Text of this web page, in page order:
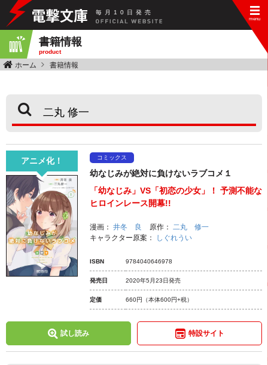
毎 月 10 日 発 売
書籍情報
product
ホーム 書籍情報
アニメ化！ コミックス
幼なじみが絶対に負けないラブコメ１
「幼なじみ」VS「初恋の少女」！ 予測不能な
ヒロインレース開幕!!
漫画： 井冬 良 原作： 二丸 修一
キャラクター原案：
しぐれうい
ISBN 9784040646978
発売日 2020年5月23日発売
定価 660円 （本体600円+税）
試し読み 特設サイト